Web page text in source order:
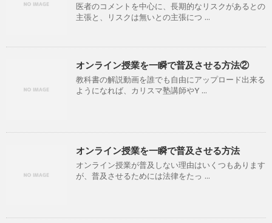
医者のコメントを中心に、長期的なリスクがあるとの
主張と、リスクは無いとの主張につ ...
オンライン授業を一瞬で普及させる方法②
教科書の解説動画を誰でも自由にアップロード出来る
ようになれば、カリスマ塾講師やY ...
オンライン授業を一瞬で普及させる方法
オンライン授業が普及しない理由はいくつもあります
が、普及させるためには法律をたっ ...